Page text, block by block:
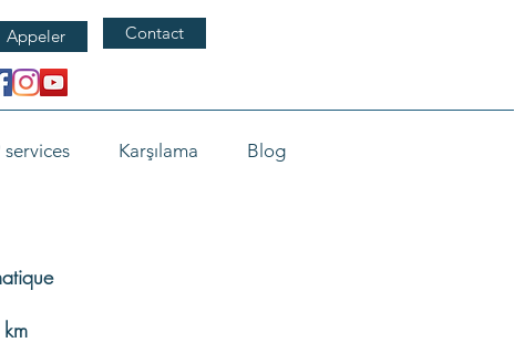
Appeler Contact
services Karşılama Blog